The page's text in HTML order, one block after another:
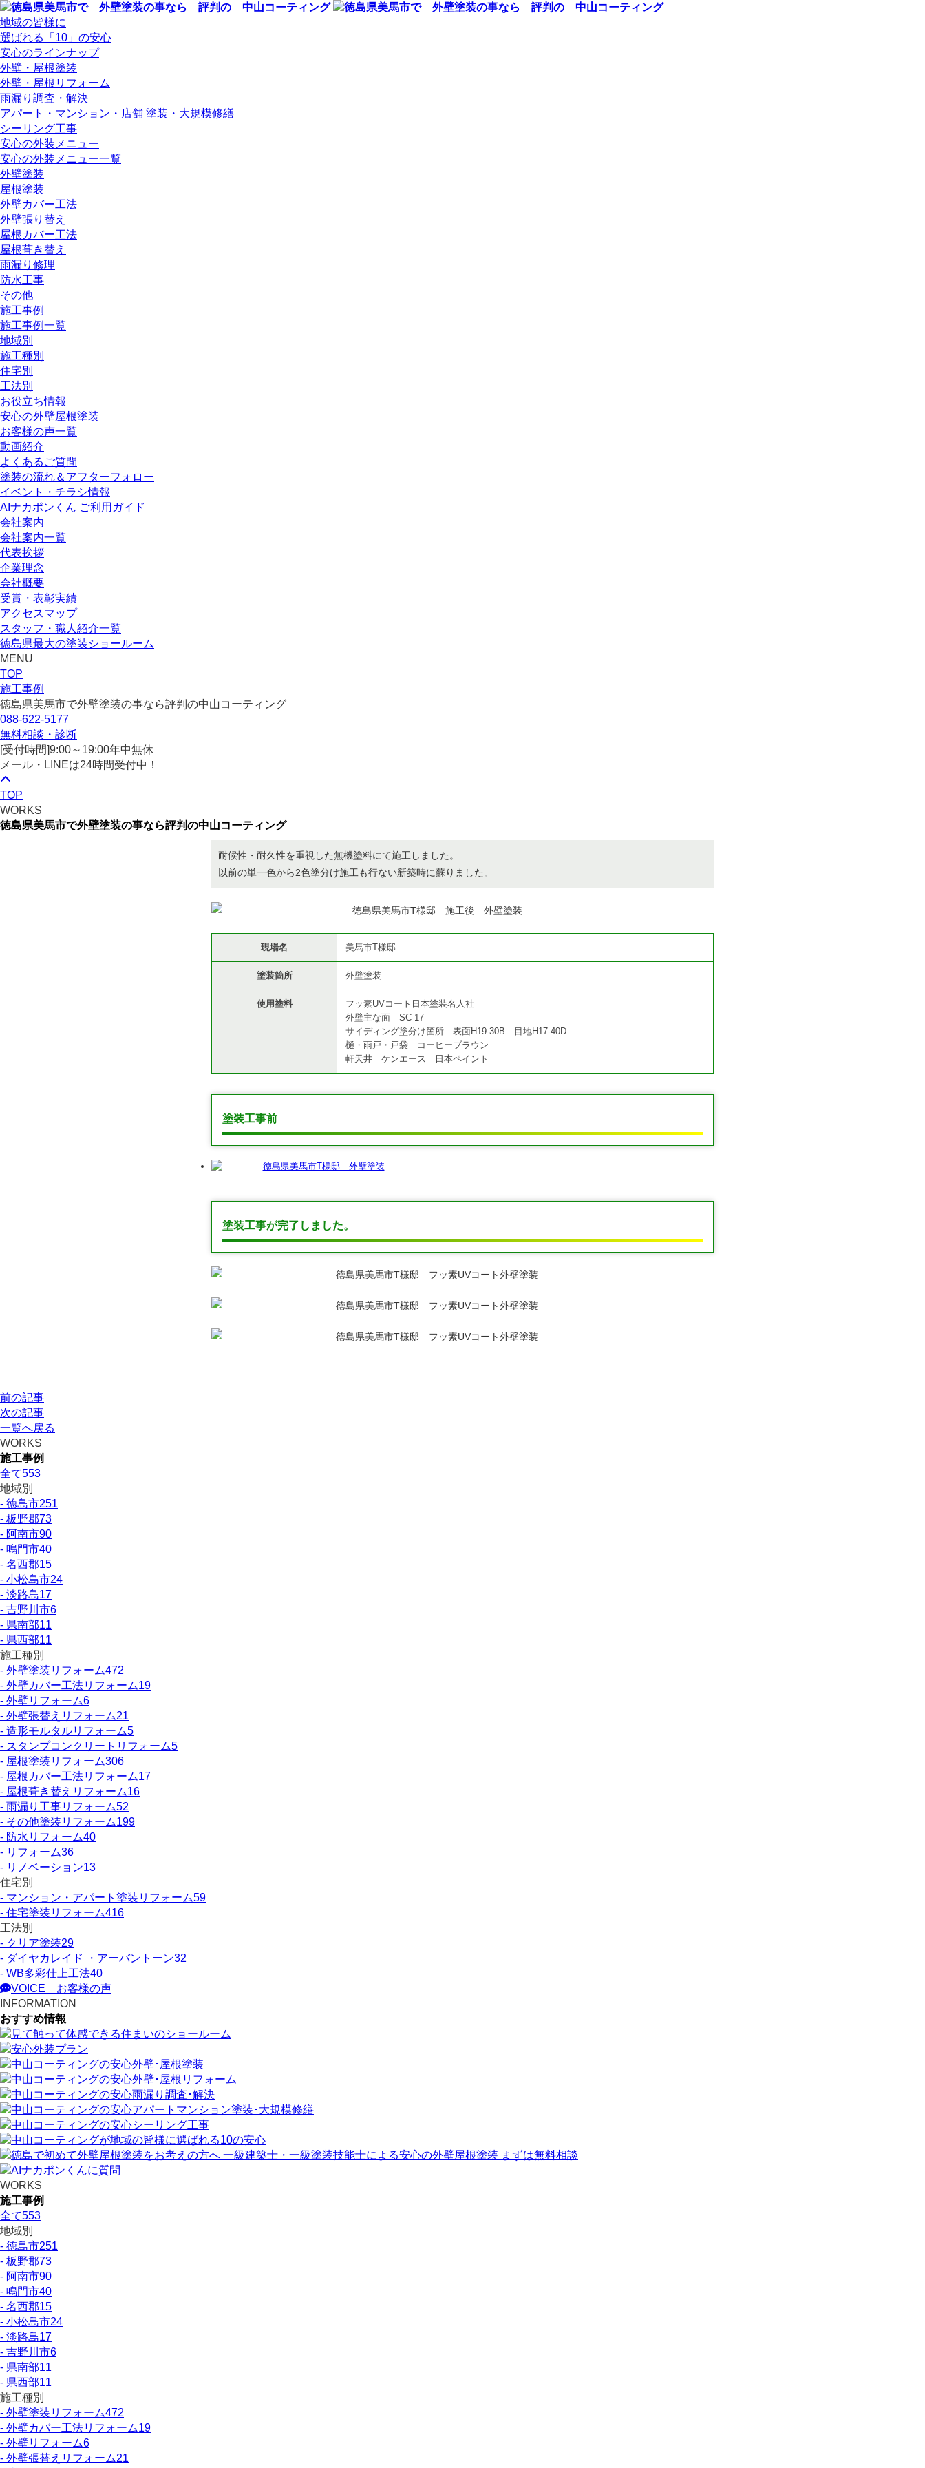
地域の皆様に
選ばれる「10」の安心
安心のラインナップ
外壁・屋根塗装
外壁・屋根リフォーム
雨漏り調査・解決
アパート・マンション・店舗 塗装・大規模修繕
シーリング工事
安心の外装メニュー
安心の外装メニュー一覧
外壁塗装
屋根塗装
外壁カバー工法
外壁張り替え
屋根カバー工法
屋根葺き替え
雨漏り修理
防水工事
その他
施工事例
施工事例一覧
地域別
施工種別
住宅別
工法別
お役立ち情報
安心の外壁屋根塗装
お客様の声一覧
動画紹介
よくあるご質問
塗装の流れ＆アフターフォロー
イベント・チラシ情報
AIナカポンくん ご利用ガイド
会社案内
会社案内一覧
代表挨拶
企業理念
会社概要
受賞・表彰実績
アクセスマップ
スタッフ・職人紹介一覧
徳島県最大の塗装ショールーム
MENU
TOP
施工事例
徳島県美馬市で外壁塗装の事なら評判の中山コーティング
088-622-5177
無料相談・診断
[受付時間]9:00～19:00年中無休
メール・LINEは24時間受付中！
TOP
WORKS
徳島県美馬市で外壁塗装の事なら評判の中山コーティング
耐候性・耐久性を重視した無機塗料にて施工しました。
以前の単一色から2色塗分け施工も行ない新築時に蘇りました。
現場名 美馬市T様邸
塗装箇所 外壁塗装
使用塗料
フッ素UVコート日本塗装名人社
外壁主な面 SC-17
サイディング塗分け箇所 表面H19-30B 目地H17-40D
樋・雨戸・戸袋 コーヒーブラウン
軒天井 ケンエース 日本ペイント
塗装工事前
塗装工事が完了しました。
前の記事
次の記事
一覧へ戻る
WORKS
施工事例
全て553
地域別
- 徳島市251
- 板野郡73
- 阿南市90
- 鳴門市40
- 名西郡15
- 小松島市24
- 淡路島17
- 吉野川市6
- 県南部11
- 県西部11
施工種別
- 外壁塗装リフォーム472
- 外壁カバー工法リフォーム19
- 外壁リフォーム6
- 外壁張替えリフォーム21
- 造形モルタルリフォーム5
- スタンプコンクリートリフォーム5
- 屋根塗装リフォーム306
- 屋根カバー工法リフォーム17
- 屋根葺き替えリフォーム16
- 雨漏り工事リフォーム52
- その他塗装リフォーム199
- 防水リフォーム40
- リフォーム36
- リノベーション13
住宅別
- マンション・アパート塗装リフォーム59
- 住宅塗装リフォーム416
工法別
- クリア塗装29
- ダイヤカレイド ・アーバントーン32
- WB多彩仕上工法40
VOICE
お客様の声
INFORMATION
おすすめ情報
WORKS
施工事例
全て553
地域別
- 徳島市251
- 板野郡73
- 阿南市90
- 鳴門市40
- 名西郡15
- 小松島市24
- 淡路島17
- 吉野川市6
- 県南部11
- 県西部11
施工種別
- 外壁塗装リフォーム472
- 外壁カバー工法リフォーム19
- 外壁リフォーム6
- 外壁張替えリフォーム21